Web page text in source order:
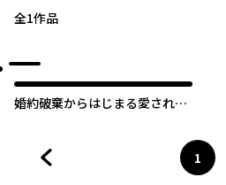
全1作品
婚約破棄からはじまる愛され令
ページ
1
へ